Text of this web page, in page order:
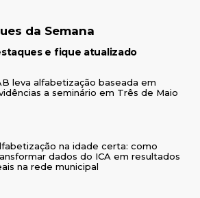
da Semana
e fique atualizado
leva alfabetização baseada em
a seminário em Três de Maio
na idade certa: como
dados do ICA em resultados
na rede municipal